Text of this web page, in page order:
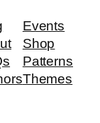
Events
Shop
Patterns
Themes